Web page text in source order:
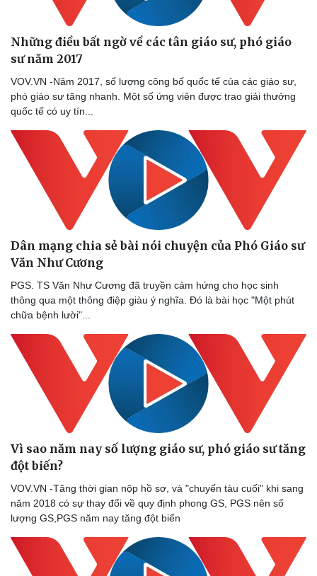
Nhi khoa
Làm đẹp - giảm cân
Phòng mạch online
Ăn sạch sống khỏe
Những điều bất ngờ về các tân giáo sư, phó giáo
sư năm 2017
VOV.VN -Năm 2017, số lượng công bố quốc tế của các giáo sư,
phó giáo sư tăng nhanh. Một số ứng viên được trao giải thưởng
quốc tế có uy tín...
Dân mạng chia sẻ bài nói chuyện của Phó Giáo sư
Văn Như Cương
PGS. TS Văn Như Cương đã truyền cảm hứng cho học sinh
thông qua một thông điệp giàu ý nghĩa. Đó là bài học "Một phút
chữa bệnh lười"...
Vì sao năm nay số lượng giáo sư, phó giáo sư tăng
đột biến?
VOV.VN -Tăng thời gian nộp hồ sơ, và "chuyến tàu cuối" khi sang
năm 2018 có sự thay đổi về quy định phong GS, PGS nên số
lượng GS,PGS năm nay tăng đột biến